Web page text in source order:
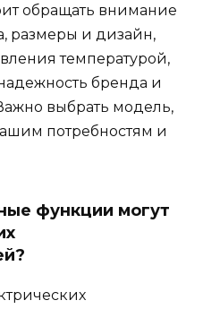
обращать внимание
размеры и дизайн,
температурой,
бренда и
выбрать модель,
потребностям и
функции могут